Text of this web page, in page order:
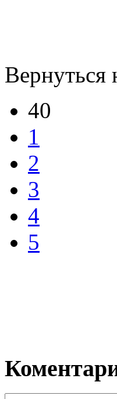
Вернуться
40
1
2
3
4
5